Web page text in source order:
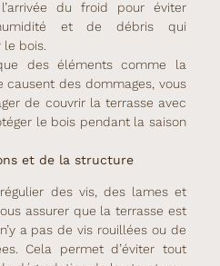
du froid pour éviter
et de débris qui
bois.
des éléments comme la
causent des dommages, vous
de couvrir la terrasse avec
le bois pendant la saison
et de la structure
des vis, des lames et
assurer que la terrasse est
a pas de vis rouillées ou de
Cela permet d’éviter tout